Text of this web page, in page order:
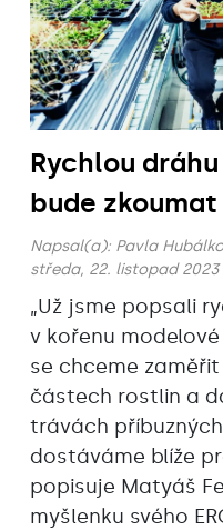
Rychlou
bude zkoumat
Napsal(a): Pavla
středa, 22. listopad
„Už jsme popsali
v kořenu
se chceme
částech rostlin a
trávách
dostáváme blíže
popisuje Matyáš
myšlenku svého